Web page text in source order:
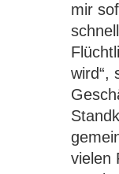
mir
wird“,
vielen